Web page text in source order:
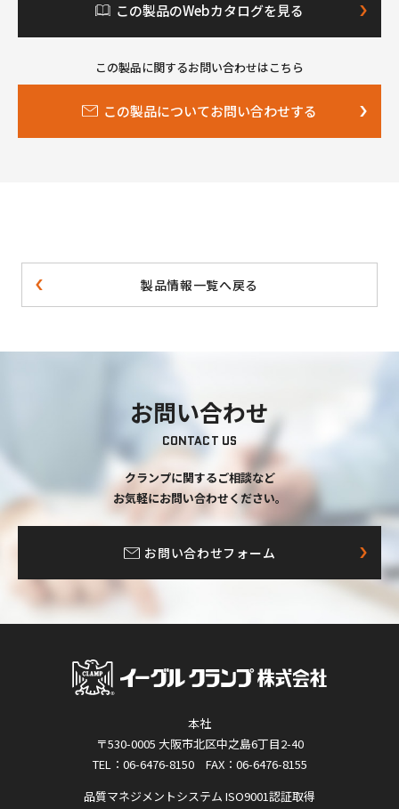
この製品のWebカタログを見る
この製品に関するお問い合わせはこちら
この製品についてお問い合わせする
製品情報一覧へ戻る
お問い合わせ
CONTACT US
クランプに関するご相談など
お気軽にお問い合わせください。
お問い合わせフォーム
本社
〒530-0005 大阪市北区中之島6丁目2-40
TEL：06-6476-8150 FAX：06-6476-8155
品質マネジメントシステム ISO9001認証取得